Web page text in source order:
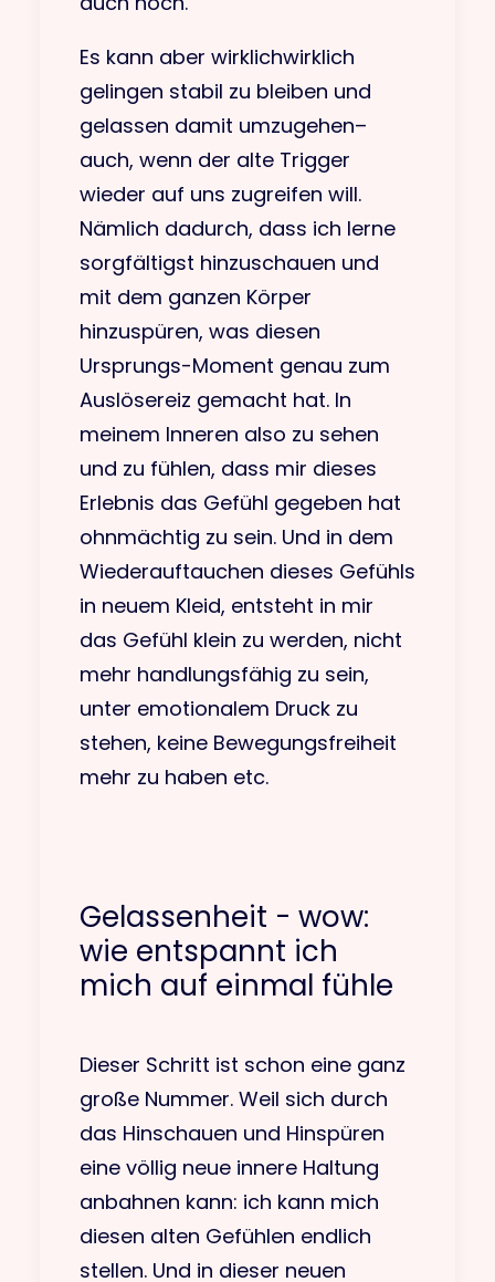
Es kann aber wirklichwirklich
gelingen stabil zu bleiben und
gelassen damit umzugehen–
auch, wenn der alte Trigger
wieder auf uns zugreifen will.
Nämlich dadurch, dass ich lerne
sorgfältigst hinzuschauen und
mit dem ganzen Körper
hinzuspüren, was diesen
Ursprungs-Moment genau zum
Auslösereiz gemacht hat. In
meinem Inneren also zu sehen
und zu fühlen, dass mir dieses
Erlebnis das Gefühl gegeben hat
ohnmächtig zu sein. Und in dem
Wiederauftauchen dieses Gefühls
in neuem Kleid, entsteht in mir
das Gefühl klein zu werden, nicht
mehr handlungsfähig zu sein,
unter emotionalem Druck zu
stehen, keine Bewegungsfreiheit
mehr zu haben etc.
Gelassenheit - wow:
wie entspannt ich
mich auf einmal fühle
Dieser Schritt ist schon eine ganz
große Nummer. Weil sich durch
das Hinschauen und Hinspüren
eine völlig neue innere Haltung
anbahnen kann: ich kann mich
diesen alten Gefühlen endlich
stellen. Und in dieser neuen